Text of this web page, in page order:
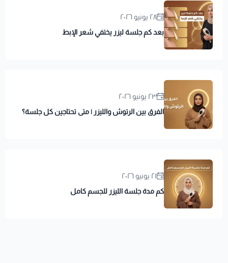
٢٨ يونيو ٢٠٢٦
بعد كم جلسة ليزر يختفي شعر الإبط
٢٣ يونيو ٢٠٢٦
الفرق بين الرتوش والليزر | متى تحتاجين كل جلسة؟
٢١ يونيو ٢٠٢٦
كم مدة جلسة الليزر للجسم كامل